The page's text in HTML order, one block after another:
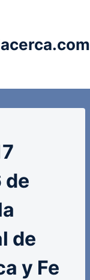
de
de
y Fe